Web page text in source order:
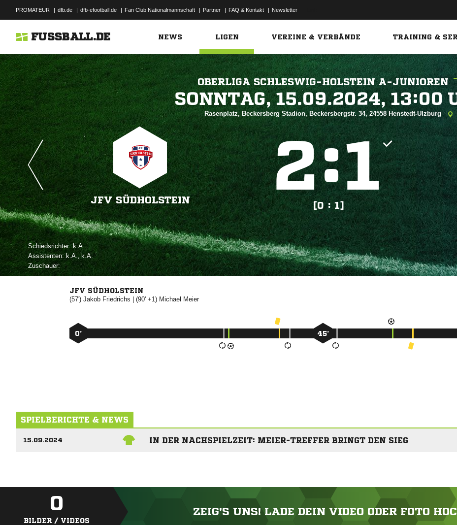
PROMATEUR | dfb.de | dfb-efootball.de | Fan Club Nationalmannschaft | Partner | FAQ & Kontakt | Newsletter
FUSSBALL.DE NEWS LIGEN VEREINE & VERBÄNDE TRAINING &
OBERLIGA SCHLESWIG-HOLSTEIN A-JUNIOREN
  
Rasenplatz, Beckersberg Stadion, Beckersbergstr. 34, 24558 Henstedt-Ulzburg
JFV SÜDHOLSTEIN
:
[0 : 1]
Schiedsrichter:
Assistenten:, 
Zuschauer:
JFV SÜDHOLSTEIN
(57')  | (90' +1)  
0’ 45’
SPIELBERICHTE & NEWS
15.09.2024 IN DER NACHSPIELZEIT: MEIER-TREFFER BRINGT DEN SIEG
0
BILDER / VIDEOS
ZEIG'S UNS! LADE DEIN VIDEO ODER FOTO